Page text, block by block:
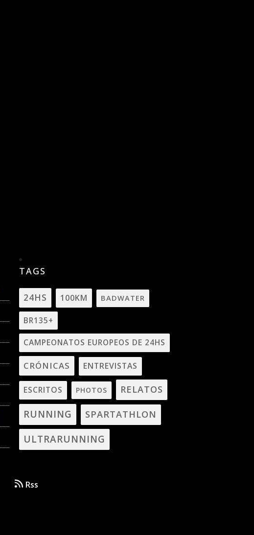
TAGS
24HS 100KM BADWATER
BR135+
CAMPEONATOS EUROPEOS DE 24HS
CRÓNICAS ENTREVISTAS
ESCRITOS PHOTOS RELATOS
RUNNING SPARTATHLON
ULTRARUNNING
Rss